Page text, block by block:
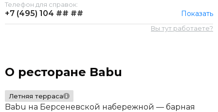
Телефон для справок:
+7 (495) 104 ## ## Показать
Вы тут работаете?
О ресторане Babu
Летняя терраса
Babu на Берсеневской набережной — барная